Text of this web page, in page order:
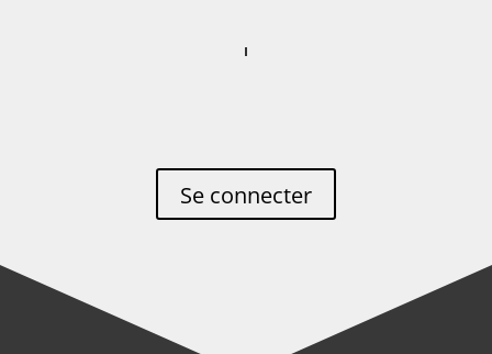
Se connecter